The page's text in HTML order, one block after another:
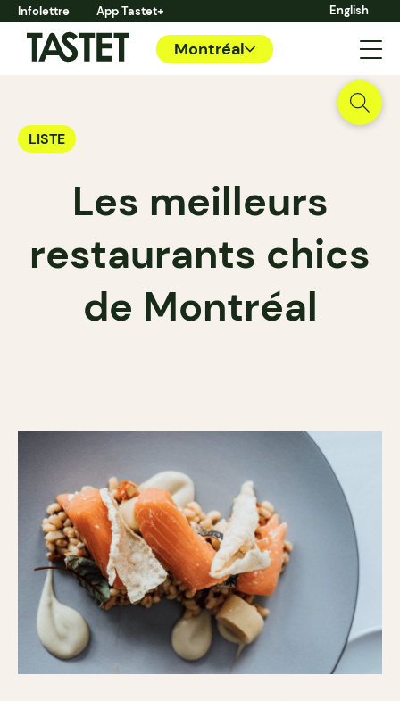
Infolettre App Tastet+ English
Montréal
LISTE
Les meilleurs
restaurants chics
de Montréal